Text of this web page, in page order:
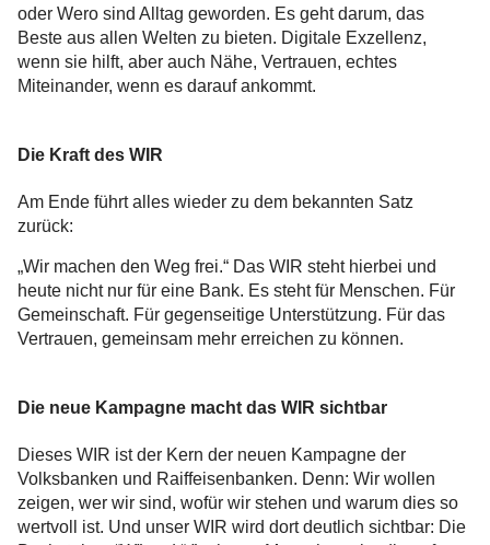
oder Wero sind Alltag geworden. Es geht darum, das
Beste aus allen Welten zu bieten. Digitale Exzellenz,
wenn sie hilft, aber auch Nähe, Vertrauen, echtes
Miteinander, wenn es darauf ankommt.
Die Kraft des WIR
Am Ende führt alles wieder zu dem bekannten Satz
zurück:
„Wir machen den Weg frei.“ Das WIR steht hierbei und
heute nicht nur für eine Bank. Es steht für Menschen. Für
Gemeinschaft. Für gegenseitige Unterstützung. Für das
Vertrauen, gemeinsam mehr erreichen zu können.
Die neue Kampagne macht das WIR sichtbar
Dieses WIR ist der Kern der neuen Kampagne der
Volksbanken und Raiffeisenbanken. Denn: Wir wollen
zeigen, wer wir sind, wofür wir stehen und warum dies so
wertvoll ist. Und unser WIR wird dort deutlich sichtbar: Die